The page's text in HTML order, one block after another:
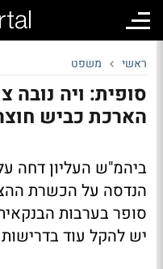
ראשי משפט
סופית: ויה נובה
הארכת כביש
ביהמ"ש העליון דחה
הנדסה על הכשרת
סופר בערבות
יש להקל עוד בדרישות